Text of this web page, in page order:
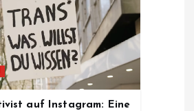
auf Instagram: Eine